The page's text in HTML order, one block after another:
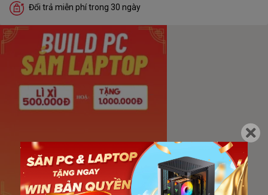
Đổi trả miễn phí trong 30 ngày